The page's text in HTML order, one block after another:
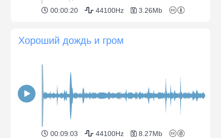
00:00:20 44100Hz 3.26Mb
Хороший дождь и гром
00:09:03 44100Hz 8.27Mb